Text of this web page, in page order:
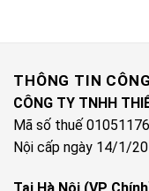
THÔNG TIN
CÔNG TY TNHH
Mã số thuế
Nội cấp ngày 14/1/